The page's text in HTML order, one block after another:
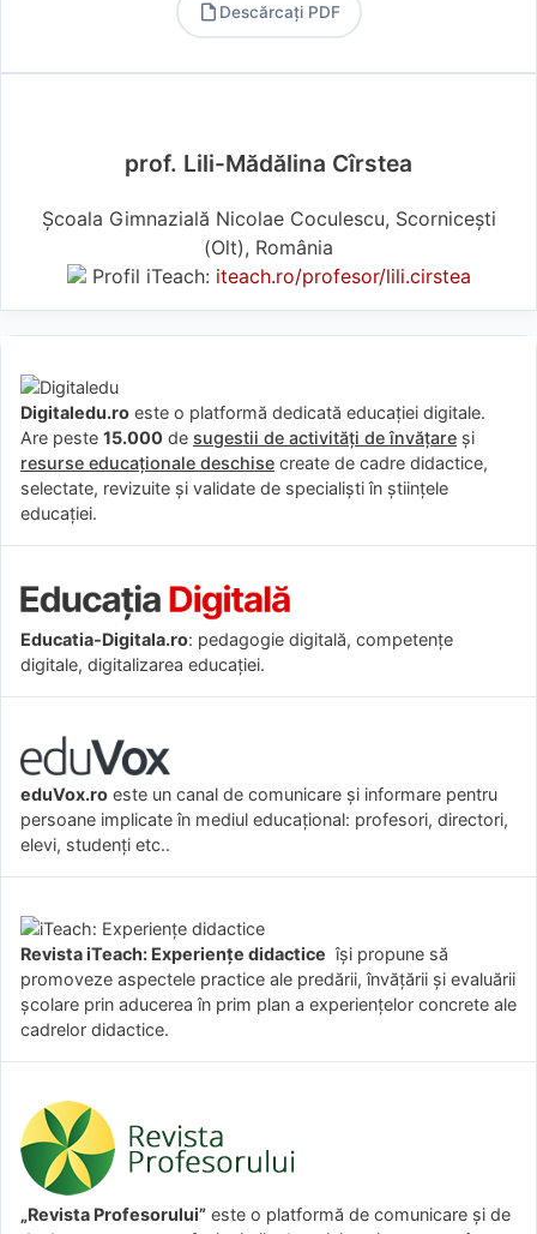
Descărcați PDF
prof. Lili-Mădălina Cîrstea
Școala Gimnazială Nicolae Coculescu, Scornicești
(Olt), România
Profil iTeach: iteach.ro/profesor/lili.cirstea
Digitaledu.ro este o platformă dedicată educației digitale.
Are peste 15.000 de sugestii de activități de învățare și
resurse educaționale deschise create de cadre didactice,
selectate, revizuite și validate de specialiști în științele
educației.
Educatia-Digitala.ro: pedagogie digitală, competențe
digitale, digitalizarea educației.
eduVox.ro este un canal de comunicare și informare pentru
persoane implicate în mediul educațional: profesori, directori,
elevi, studenți etc..
Revista iTeach: Experienţe didactice îşi propune să
promoveze aspectele practice ale predării, învăţării şi evaluării
şcolare prin aducerea în prim plan a experienţelor concrete ale
cadrelor didactice.
„Revista Profesorului” este o platformă de comunicare și de